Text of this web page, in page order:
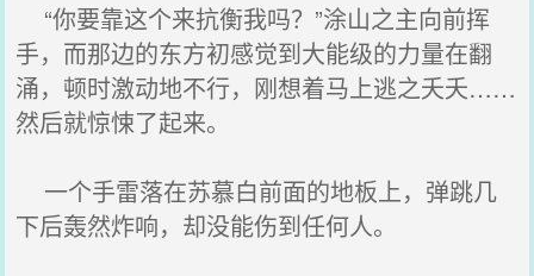
“你要靠这个来抗衡我吗？”涂山之主向前挥
手，而那边的东方初感觉到大能级的力量在翻
涌，顿时激动地不行，刚想着马上逃之夭夭……
然后就惊悚了起来。
一个手雷落在苏慕白前面的地板上，弹跳几
下后轰然炸响，却没能伤到任何人。